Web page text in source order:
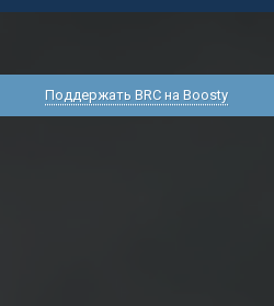
Поддержать BRC на Boosty